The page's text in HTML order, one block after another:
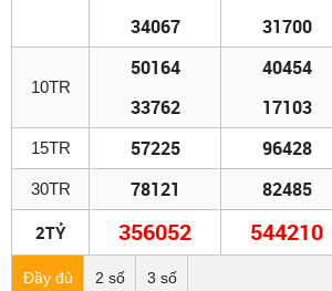
34067
31700
10TR
50164
33762
40454
17103
15TR 57225 96428
30TR 78121 82485
2TỶ 356052 544210
Đầy đủ 2 số 3 số